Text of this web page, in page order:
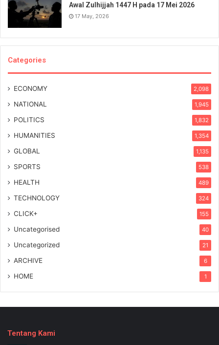
Awal Zulhijjah 1447 H pada 17 Mei 2026
17 May, 2026
Categories
ECONOMY 2,098
NATIONAL 1,945
POLITICS 1,832
HUMANITIES 1,354
GLOBAL 1,135
SPORTS 538
HEALTH 489
TECHNOLOGY 324
CLICK+ 155
Uncategorised 40
Uncategorized 21
ARCHIVE 6
HOME 1
Tentang Kami